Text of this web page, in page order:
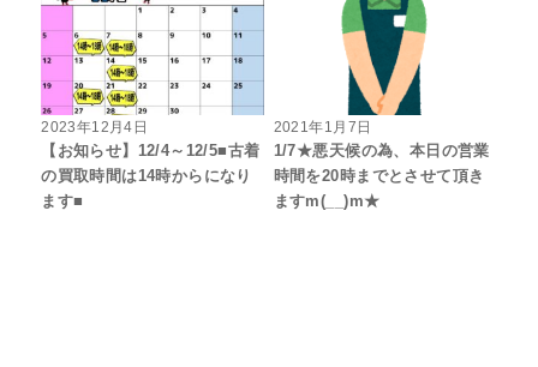
2023年12月4日
【お知らせ】12/4～12/5■古着
の買取時間は14時からになり
ます■
2021年1月7日
1/7★悪天候の為、本日の営業
時間を20時までとさせて頂き
ますm(__)m★